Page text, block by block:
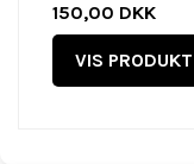
150,00 DKK
VIS PRODUKT